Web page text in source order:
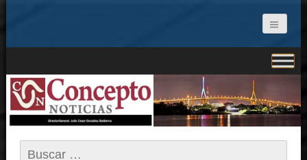
CONCEPTO NOTICIAS
Buscar: